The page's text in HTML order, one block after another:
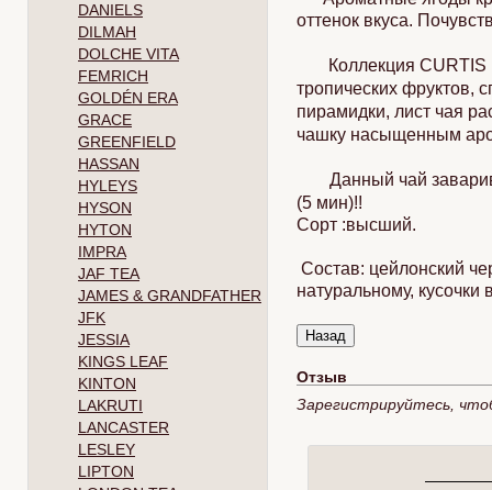
DANIELS
DILMAH
DOLCHE VITA
FEMRICH
GOLDÉN ERA
GRACE
GREENFIELD
HASSAN
HYLEYS
HYSON
HYTON
IMPRA
JAF TEA
JAMES & GRANDFATHER
JFK
JESSIA
KINGS LEAF
KINTON
LAKRUTI
LANCASTER
LESLEY
LIPTON
оттенок вкуса.
Коллекция CURTIS
тропических фруктов,
пирамидки, лист чая
чашку насыщенным
Данный чай
(5 мин)!!
Сорт :высший.
Состав: цейлонский
натуральному,
Отзыв
Зарегистрируйтесь,